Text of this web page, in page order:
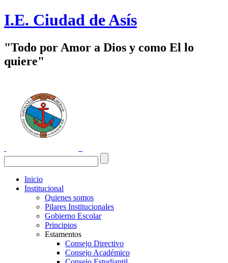
I.E. Ciudad de Asís
"Todo por Amor a Dios y como El lo
quiere"
Inicio
Institucional
Quienes somos
Pilares Institucionales
Gobierno Escolar
Principios
Estamentos
Consejo Directivo
Consejo Académico